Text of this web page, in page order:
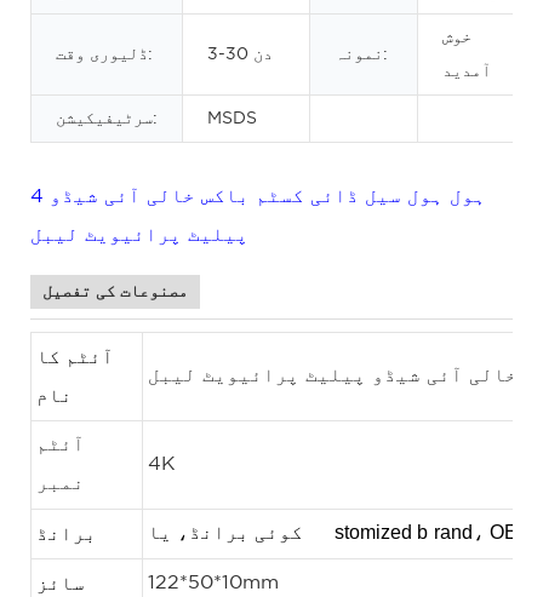
ڈلیوری وقت: 3-30 دن نمونہ:
خوش
آمدید
سرٹیفیکیشن: MSDS
4 ہول ہول سیل ڈائی کسٹم باکس خالی آئی شیڈو
پیلیٹ پرائیویٹ لیبل
مصنوعات کی تفصیل
آئٹم کا
نام
خالی آئی شیڈو پیلیٹ پرائیویٹ لیبل
آئٹم
نمبر
4K
برانڈ stomized b
سائز 122*50*10mm